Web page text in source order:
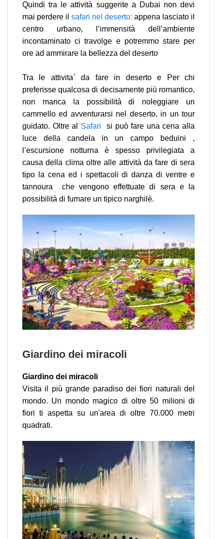
Quindi tra le attività suggerite a Dubai non devi
mai perdere il safari nel deserto: appena lasciato il
centro urbano, l’immensità dell’ambiente
incontaminato ci travolge e potremmo stare per
ore ad ammirare la bellezza del deserto
Tra le attivita` da fare in deserto e Per chi
preferisse qualcosa di decisamente più romantico,
non manca la possibilità di noleggiare un
cammello ed avventurarsi nel deserto, in un tour
guidato. Oltre al Safari
si può fare una cena alla
luce della candela in un campo beduini ,
l’escursione notturna è spesso privilegiata a
causa della clima oltre alle attività da fare di sera
tipo la cena ed i spettacoli di danza di ventre e
tannoura che vengono effettuate di sera e la
possibilità di fumare un tipico narghilè.
Giardino dei miracoli
Giardino dei miracoli
Visita il più grande paradiso dei fiori naturali del
mondo. Un mondo magico di oltre 50 milioni di
fiori ti aspetta su un'area di oltre 70.000 metri
quadrati.